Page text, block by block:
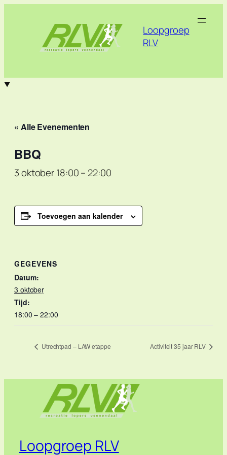
Loopgroep
RLV
« Alle Evenementen
BBQ
3 oktober 18:00– 22:00
Toevoegen aan kalender
GEGEVENS
Datum:
3 oktober
Tijd:
18:00 – 22:00
Utrechtpad – LAW etappe Activiteit 35 jaar RLV
Loopgroep RLV